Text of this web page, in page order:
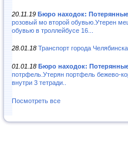
20.11.19 Бюро находок:
розовый мо второй обувью.Утерен
обувью в троллейбусе 16...
28.01.18 Транспорт города Челябинска
01.01.18 Бюро находок:
потрфель.Утерян портфель бежево-
внутри 3 тетради..
Посмотреть все